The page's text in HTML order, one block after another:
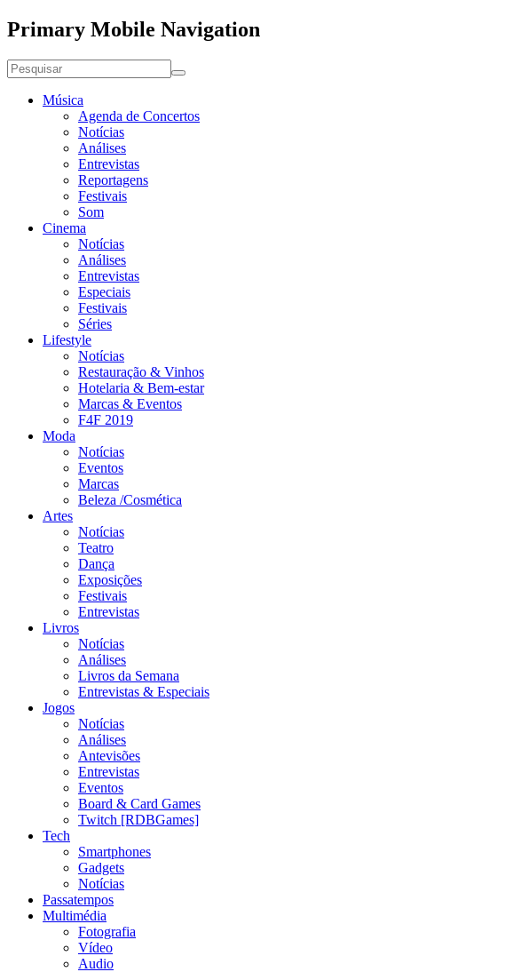
Primary Mobile Navigation
Música
Agenda de Concertos
Notícias
Análises
Entrevistas
Reportagens
Festivais
Som
Cinema
Notícias
Análises
Entrevistas
Especiais
Festivais
Séries
Lifestyle
Notícias
Restauração & Vinhos
Hotelaria & Bem-estar
Marcas & Eventos
F4F 2019
Moda
Notícias
Eventos
Marcas
Beleza /Cosmética
Artes
Notícias
Teatro
Dança
Exposições
Festivais
Entrevistas
Livros
Notícias
Análises
Livros da Semana
Entrevistas & Especiais
Jogos
Notícias
Análises
Antevisões
Entrevistas
Eventos
Board & Card Games
Twitch [RDBGames]
Tech
Smartphones
Gadgets
Notícias
Passatempos
Multimédia
Fotografia
Vídeo
Audio